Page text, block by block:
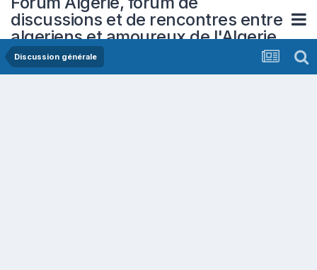
discussions et de rencontres entre
algeriens et amoureux de l'Algerie
Discussion générale